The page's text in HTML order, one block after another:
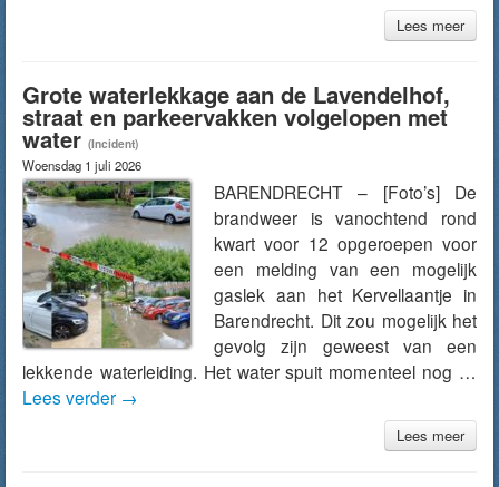
Lees meer
Grote waterlekkage aan de Lavendelhof,
straat en parkeervakken volgelopen met
water (Incident)
Woensdag 1 juli 2026
BARENDRECHT – [Foto’s] De
brandweer is vanochtend rond
kwart voor 12 opgeroepen voor
een melding van een mogelijk
gaslek aan het Kervellaantje in
Barendrecht. Dit zou mogelijk het
gevolg zijn geweest van een
lekkende waterleiding. Het water spuit momenteel nog …
Lees verder →
Lees meer